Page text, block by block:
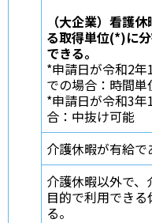
（大企業）看護
る取得単位(*)に
できる。
*申請日が令和2年
での場合：時間単
*申請日が令和3年
合：中抜け可能
介護休暇が有給で
介護休暇以外で、
目的で利用でき
る。